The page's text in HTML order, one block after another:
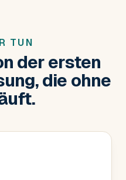
TUN
der ersten
die ohne